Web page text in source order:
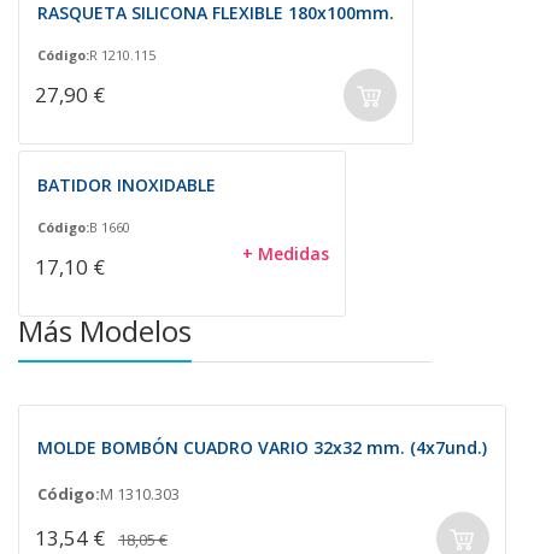
RASQUETA SILICONA FLEXIBLE 180x100mm.
Código:R 1210.115
27,90 €
BATIDOR INOXIDABLE
Código:B 1660
17,10 € + Medidas
Más Modelos
MOLDE BOMBÓN CUADRO VARIO 32x32 mm. (4x7und.)
Código:M 1310.303
13,54 € 18,05 €